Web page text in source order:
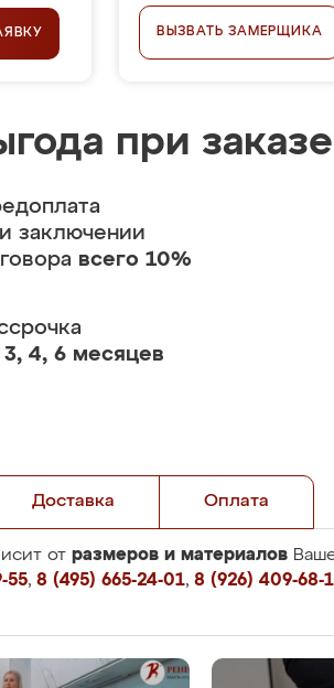
ВЫЗВАТЬ ЗАМЕРЩИКА
при
заключении
всего 10%
3, 4, 6 месяцев
Доставка Оплата
от размеров и материалов
55, 8 (495) 665-24-01, 8 (926) 409-68-